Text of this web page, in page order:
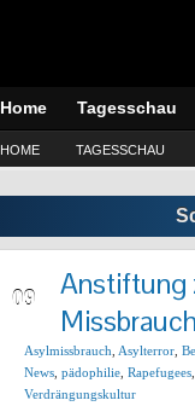
Home Tagesschau
HOME TAGESSCHAU
09
Anstiftung
Asylmissbrauch Asylterror
News pädophilie Rapefugees
Verdrängungskultur